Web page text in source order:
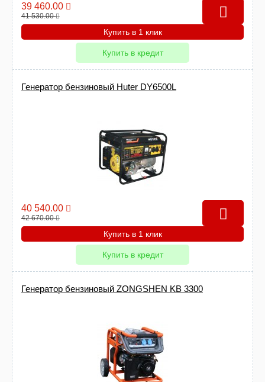
39 460.00
41 530.00
Купить в 1 клик
Купить в кредит
Генератор бензиновый Huter DY6500L
40 540.00
42 670.00
Купить в 1 клик
Купить в кредит
Генератор бензиновый ZONGSHEN KB 3300